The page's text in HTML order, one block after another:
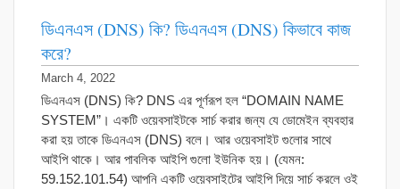
ডিএনএস (DNS) কি? ডিএনএস (DNS) কিভাবে কাজ
করে?
March 4, 2022
ডিএনএস (DNS) কি? DNS এর পূর্ণরূপ হল “DOMAIN NAME
SYSTEM”। একটি ওয়েবসাইটকে সার্চ করার জন্য যে ডোমেইন ব্যবহার
করা হয় তাকে ডিএনএস (DNS) বলে। আর ওয়েবসাইট গুলোর সাথে
আইপি থাকে। আর পাবলিক আইপি গুলো ইউনিক হয়। (যেমন:
59.152.101.54) আপনি একটি ওয়েবসাইটের আইপি দিয়ে সার্চ করলে ওই